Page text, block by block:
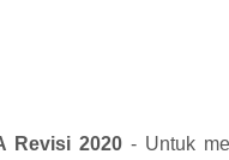
Revisi 2020 - Untuk